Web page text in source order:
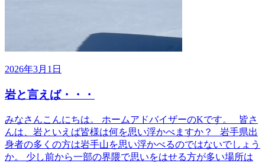
2026年3月1日
岩と言えば・・・
みなさんこんにちは。 ホームアドバイザーのKです。 皆さ
んは、岩といえば皆様は何を思い浮かべますか？ 岩手県出
身者の多くの方は岩手山を思い浮かべるのではないでしょう
か。 少し前から一部の界隈で思いをはせる方が多い場所は